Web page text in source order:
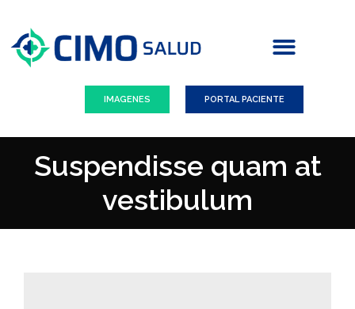
IMAGENES PORTAL PACIENTE
Suspendisse quam at
vestibulum